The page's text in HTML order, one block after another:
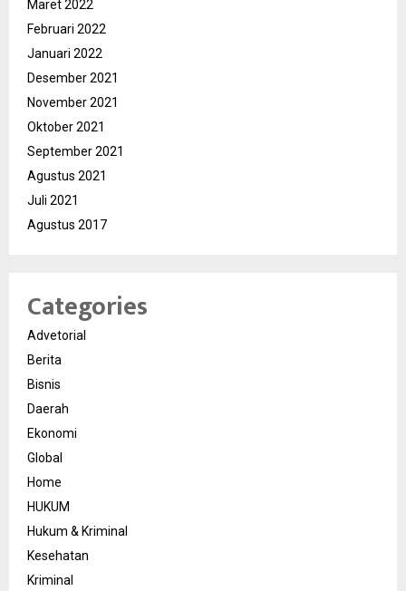
Maret 2022
Februari 2022
Januari 2022
Desember 2021
November 2021
Oktober 2021
September 2021
Agustus 2021
Juli 2021
Agustus 2017
Categories
Advetorial
Berita
Bisnis
Daerah
Ekonomi
Global
Home
HUKUM
Hukum & Kriminal
Kesehatan
Kriminal